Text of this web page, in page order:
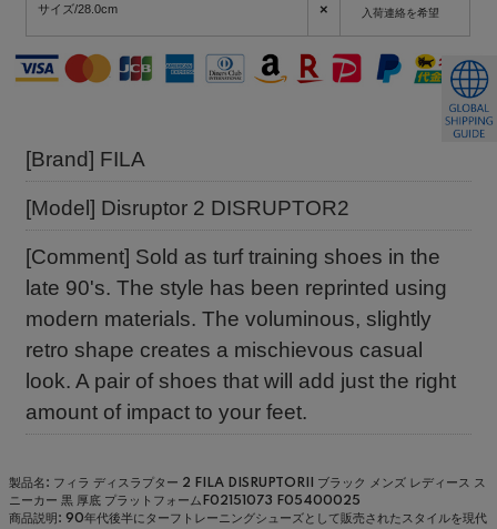
サイズ/28.0cm × 入荷連絡を希望
[Brand] FILA
[Model] Disruptor 2 DISRUPTOR2
[Comment] Sold as turf training shoes in the
late 90's. The style has been reprinted using
modern materials. The voluminous, slightly
retro shape creates a mischievous casual
look. A pair of shoes that will add just the right
amount of impact to your feet.
製品名: フィラ ディスラプター 2 FILA DISRUPTORII ブラック メンズ レディース ス
ニーカー 黒 厚底 プラットフォームF02151073 F05400025
商品説明: 90年代後半にターフトレーニングシューズとして販売されたスタイルを現代